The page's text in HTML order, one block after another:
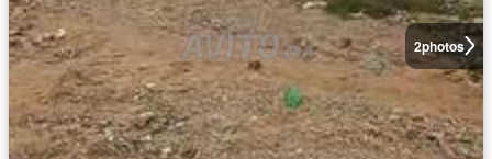
2photos